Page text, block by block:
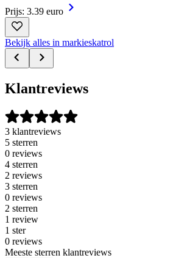
Prijs: 3.39 euro
Bekijk alles in markieskatrol
Klantreviews
3 klantreviews
5 sterren
0 reviews
4 sterren
2 reviews
3 sterren
0 reviews
2 sterren
1 review
1 ster
0 reviews
Meeste sterren klantreviews